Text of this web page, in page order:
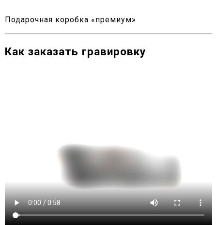
Подарочная коробка «премиум»
Как заказать гравировку